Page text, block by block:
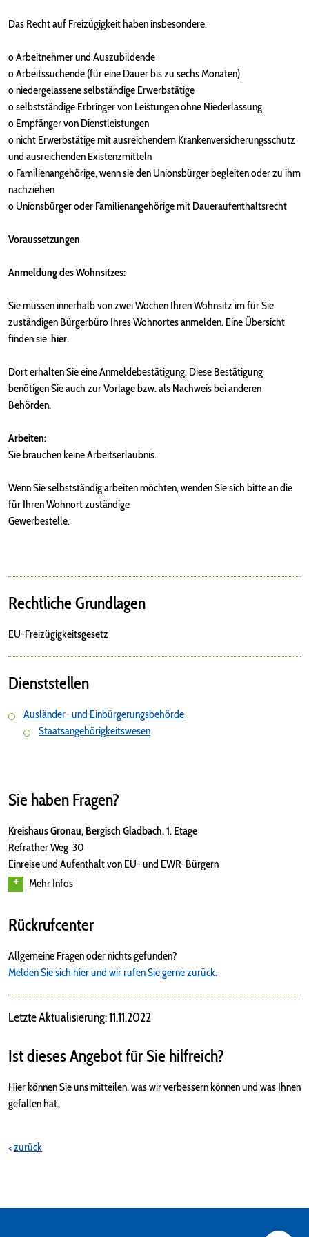
Das Recht auf Freizügigkeit haben insbesondere:
o Arbeitnehmer und Auszubildende
o Arbeitssuchende (für eine Dauer bis zu sechs Monaten)
o niedergelassene selbständige Erwerbstätige
o selbstständige Erbringer von Leistungen ohne Niederlassung
o Empfänger von Dienstleistungen
o nicht Erwerbstätige mit ausreichendem Krankenversicherungsschutz
und ausreichenden Existenzmitteln
o Familienangehörige, wenn sie den Unionsbürger begleiten oder zu ihm
nachziehen
o Unionsbürger oder Familienangehörige mit Daueraufenthaltsrecht
Voraussetzungen
Anmeldung des Wohnsitzes:
Sie müssen innerhalb von zwei Wochen Ihren Wohnsitz im für Sie
zuständigen Bürgerbüro Ihres Wohnortes anmelden. Eine Übersicht
finden sie hier.
Dort erhalten Sie eine Anmeldebestätigung. Diese Bestätigung
benötigen Sie auch zur Vorlage bzw. als Nachweis bei anderen
Behörden.
Arbeiten:
Sie brauchen keine Arbeitserlaubnis.
Wenn Sie selbstständig arbeiten möchten, wenden Sie sich bitte an die
für Ihren Wohnort zuständige
Gewerbestelle.
Rechtliche Grundlagen
EU-Freizügigkeitsgesetz
Dienststellen
Ausländer- und Einbürgerungsbehörde
Staatsangehörigkeitswesen
Sie haben Fragen?
Kreishaus Gronau, Bergisch Gladbach, 1. Etage
Refrather Weg 30
Einreise und Aufenthalt von EU- und EWR-Bürgern
Mehr Infos
Rückrufcenter
Allgemeine Fragen oder nichts gefunden?
Melden Sie sich hier und wir rufen Sie gerne zurück.
Letzte Aktualisierung: 11.11.2022
Ist dieses Angebot für Sie hilfreich?
Hier können Sie uns mitteilen, was wir verbessern können und was Ihnen
gefallen hat.
zurück